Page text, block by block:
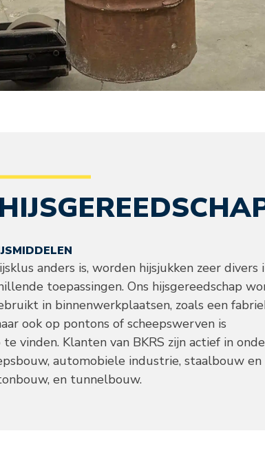
anders is, worden hijsjukken zeer divers
toepassingen. Ons hijsgereedschap
in binnenwerkplaatsen, zoals een
ook op pontons of scheepswerven is
te vinden. Klanten van BKRS zijn actief in
automobiele industrie, staalbouw en
en tunnelbouw.